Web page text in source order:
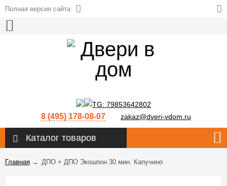
Полная версия сайта
8 (495) 178-08-07 zakaz@dveri-vdom.ru
Каталог товаров
Главная → ДПО + ДПО Экошпон 30 мин. Капучино